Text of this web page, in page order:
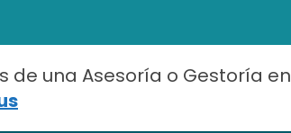
de una Asesoría o Gestoría en